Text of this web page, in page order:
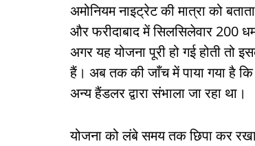
अमोनियम नाइट्रेट की मात्रा को
और फरीदाबाद में सिलसिलेवार 200
अगर यह योजना पूरी हो गई होती तो
हैं। अब तक की जाँच में पाया गया है
अन्य हैंडलर द्वारा संभाला जा रहा था।
योजना को लंबे समय तक छिपा कर रखा